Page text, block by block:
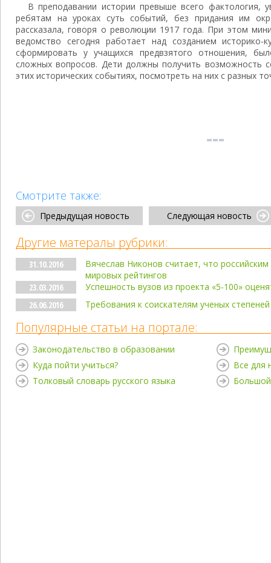
В преподавании истории превыше всего фактология,
ребятам на уроках суть событий, без придания им
рассказала, говоря о революции 1917 года. При этом
ведомство сегодня работает над созданием историко-
сформировать у учащихся предвзятого отношения,
сложных вопросов. Дети должны получить возможность
этих исторических событиях, посмотреть на них с разных
Смотрите также:
Предыдущая новость Следующая новость
Другие матералы рубрики:
31.10.2016
Вячеслав Никонов считает, что
мировых рейтингов
23.03.2016
Успешность вузов из проекта «5-100»
26.06.2016
Требования к соискателям ученых
Популярные статьи на портале:
Законодательство в образовании
Куда пойти учиться?
Толковый словарь русского языка
Все для
Большой